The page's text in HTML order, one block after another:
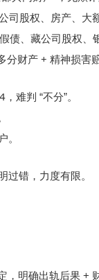
司股权、房产、大
债、藏公司股权、
分财产 + 精神损害
，难判 “不分”。
。
过错， 力度有限。
，明确出轨后果 +